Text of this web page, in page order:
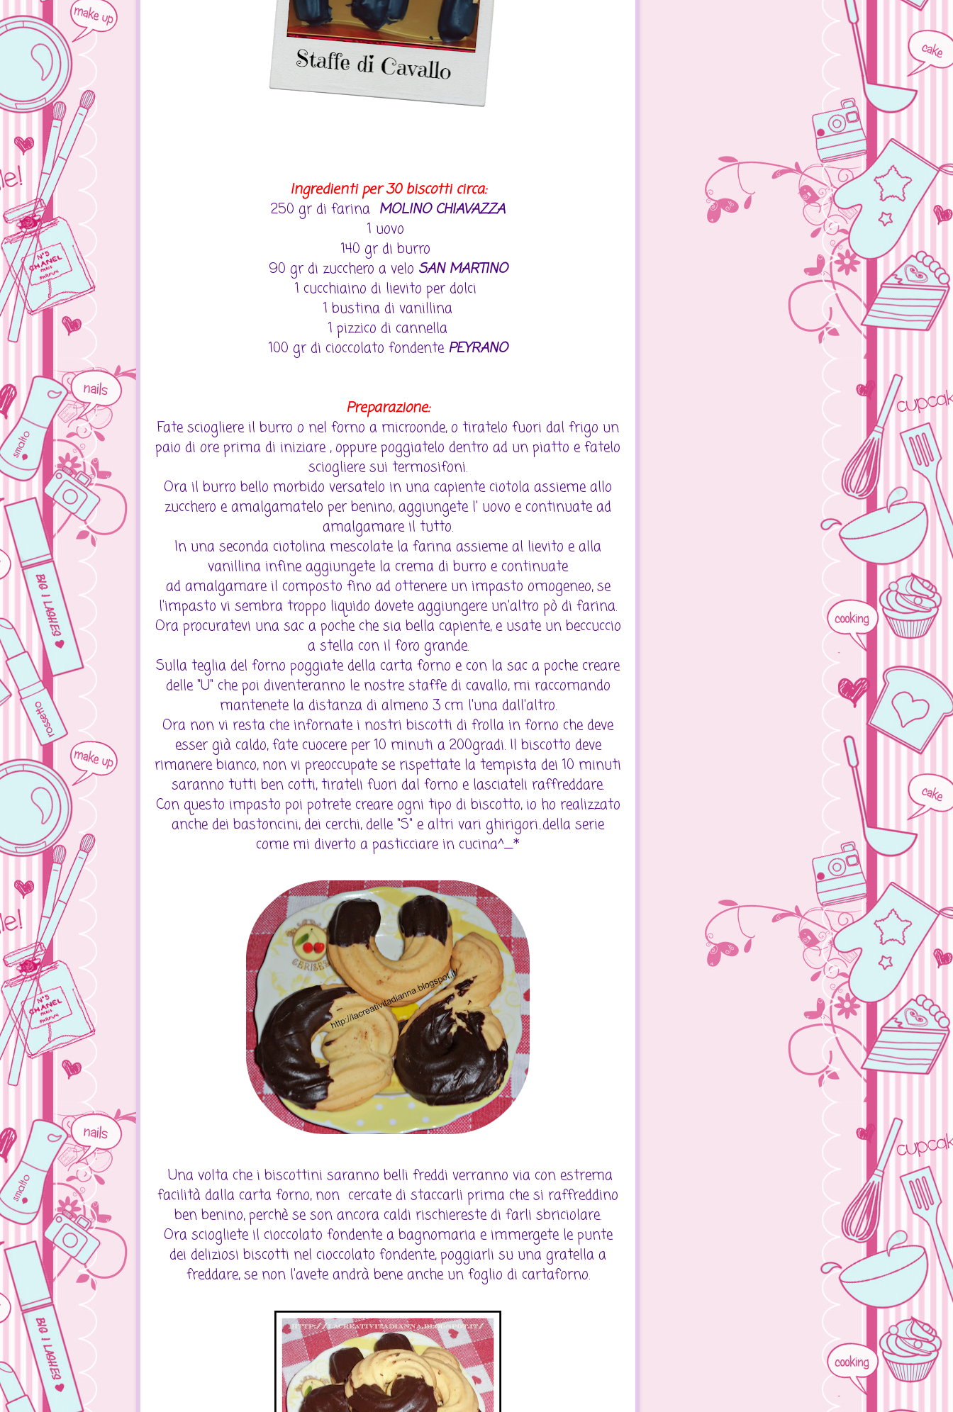
Ingredienti per 30 biscotti circa:
250 gr di farina MOLINO CHIAVAZZA
1 uovo
140 gr di burro
90 gr di zucchero a velo SAN MARTINO
1 cucchiaino di lievito per dolci
1 bustina di vanillina
1 pizzico di cannella
100 gr di cioccolato fondente PEYRANO
Preparazione:
Fate sciogliere il burro o nel forno a microonde, o tiratelo fuori dal frigo un
paio di ore prima di iniziare , oppure poggiatelo dentro ad un piatto e fatelo
sciogliere sui termosifoni.
Ora il burro bello morbido versatelo in una capiente ciotola assieme allo
zucchero e amalgamatelo per benino, aggiungete l' uovo e continuate ad
amalgamare il tutto.
In una seconda ciotolina mescolate la farina assieme al lievito e alla
vanillina infine aggiungete la crema di burro e continuate
ad amalgamare il composto fino ad ottenere un impasto omogeneo, se
l'impasto vi sembra troppo liquido dovete aggiungere un'altro pò di farina.
Ora procuratevi una sac a poche che sia bella capiente, e usate un beccuccio
a stella con il foro grande.
Sulla teglia del forno poggiate della carta forno e con la sac a poche creare
delle "U" che poi diventeranno le nostre staffe di cavallo, mi raccomando
mantenete la distanza di almeno 3 cm l'una dall'altro.
Ora non vi resta che infornate i nostri biscotti di frolla in forno che deve
esser già caldo, fate cuocere per 10 minuti a 200gradi. Il biscotto deve
rimanere bianco, non vi preoccupate se rispettate la tempista dei 10 minuti
saranno tutti ben cotti, tirateli fuori dal forno e lasciateli raffreddare.
Con questo impasto poi potrete creare ogni tipo di biscotto, io ho realizzato
anche dei bastoncini, dei cerchi, delle "S" e altri vari ghirigori...della serie
come mi diverto a pasticciare in cucina^_*
Una volta che i biscottini saranno belli freddi verranno via con estrema
facilità dalla carta forno, non cercate di staccarli prima che si raffreddino
ben benino, perchè se son ancora caldi rischiereste di farli sbriciolare.
Ora sciogliete il cioccolato fondente a bagnomaria e immergete le punte
dei deliziosi biscotti nel cioccolato fondente, poggiarli su una gratella a
freddare, se non l'avete andrà bene anche un foglio di cartaforno.